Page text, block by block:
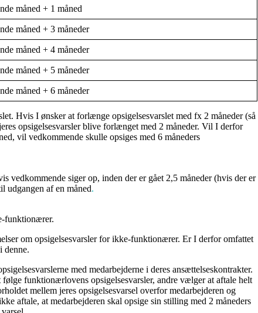
måned + 1 måned
måned + 3 måneder
måned + 4 måneder
måned + 5 måneder
måned + 6 måneder
Hvis I ønsker at forlænge opsigelsesvarslet med fx 2 måneder (så
opsigelsesvarsler blive forlænget med 2 måneder. Vil I derfor
vil vedkommende skulle opsiges med 6 måneders
vedkommende siger op, inden der er gået 2,5 måneder (hvis der er
udgangen af en måned.
funktionærer.
om opsigelsesvarsler for ikke-funktionærer. Er I derfor omfattet
denne.
med medarbejderne i deres ansættelseskontrakter.
funktionærlovens opsigelsesvarsler, andre vælger at aftale helt
mellem jeres opsigelsesvarsel overfor medarbejderen og
aftale, at medarbejderen skal opsige sin stilling med 2 måneders